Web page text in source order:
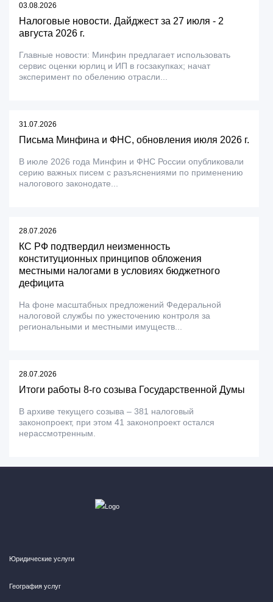
03.08.2026
Налоговые новости. Дайджест за 27 июля - 2
августа 2026 г.
Главные новости: Минфин предлагает использовать
сервис оценки юрлиц и ИП в госзакупках; начат
эксперимент по обелению отрасли...
31.07.2026
Письма Минфина и ФНС, обновления июля 2026 г.
В июле 2026 года Минфин и ФНС России опубликовали
серию важных писем с разъяснениями по применению
налогового законодате...
28.07.2026
КС РФ подтвердил неизменность
конституционных принципов обложения
местными налогами в условиях бюджетного
дефицита
На фоне масштабных предложений Федеральной
налоговой службы по ужесточению контроля за
региональными и местными имуществ...
28.07.2026
Итоги работы 8-го созыва Государственной Думы
В архиве текущего созыва – 381 налоговый
законопроект, при этом 41 законопроект остался
нерассмотренным.
Юридические услуги
География услуг